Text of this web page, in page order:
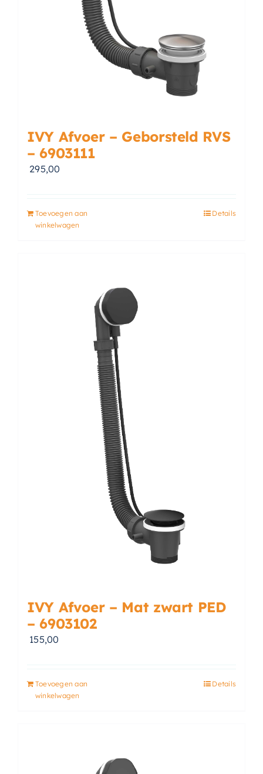
IVY Afvoer – Geborsteld RVS
– 6903111
295,00
Toevoegen aan
winkelwagen
Details
IVY Afvoer – Mat zwart PED
– 6903102
155,00
Toevoegen aan
winkelwagen
Details